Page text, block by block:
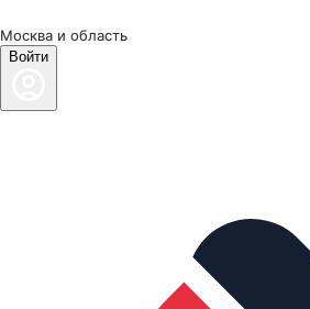
Москва и область
Войти